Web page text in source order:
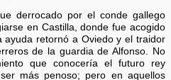
derrocado por el conde gallego
en Castilla, donde fue acogido
ayuda retornó a Oviedo y el traidor
de la guardia de Alfonso. No
que conocería el futuro rey
más penoso; pero en aquellos